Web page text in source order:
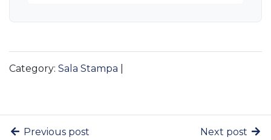
Category: Sala Stampa
Previous post
Next post